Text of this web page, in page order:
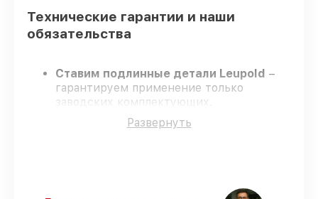
Технические гарантии и наши
обязательства
Ставим подлинные детали Leupold –
гарантируем применение только
заводских комплектующих.
Опытные инженеры
отбор, что гарантирует качество
3HD 4.5-14x40 SF CDS-ZL в оговоренные
Развернуть